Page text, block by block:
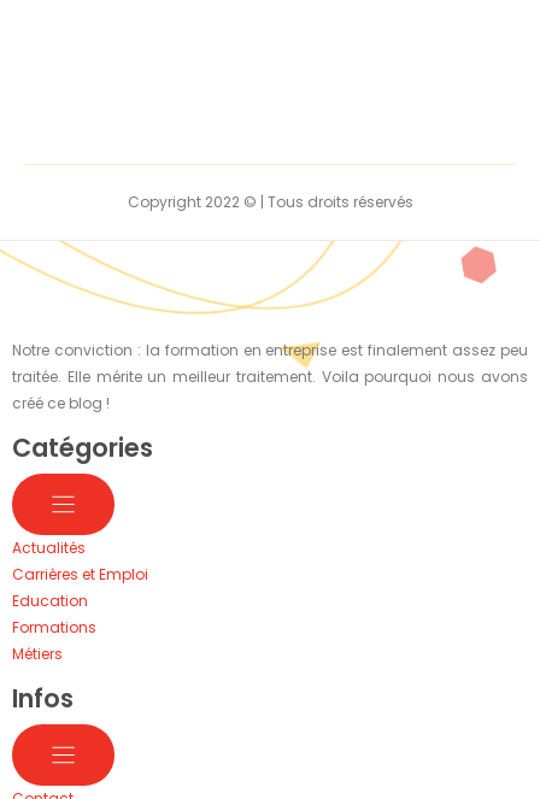
Copyright 2022 © | Tous droits réservés
Notre conviction : la formation en entreprise est finalement assez peu
traitée. Elle mérite un meilleur traitement. Voila pourquoi nous avons
créé ce blog !
Catégories
Actualités
Carrières et Emploi
Education
Formations
Métiers
Infos